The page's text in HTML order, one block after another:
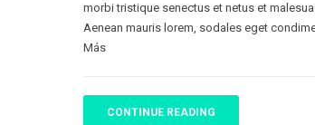
morbi tristique senectus et netus et
Aenean mauris lorem, sodales eget
Más
CONTINUE READING